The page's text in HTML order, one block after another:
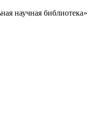
научная библиотека»